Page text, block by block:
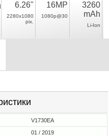
6.26"
2280x1080
pix.
16MP
1080p@30
3260
mAh
Li-Ion
V1730EA
01 / 2019